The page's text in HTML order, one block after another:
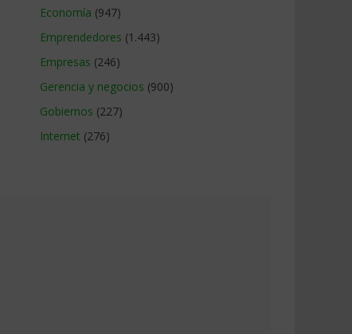
Economía (947)
Emprendedores (1.443)
Empresas (246)
Gerencia y negocios (900)
Gobiernos (227)
Internet (276)